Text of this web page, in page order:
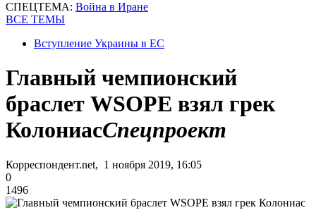
СПЕЦТЕМА: Война в Иране
ВСЕ ТЕМЫ
Вступление Украины в ЕС
Главный чемпионский
браслет WSOPE взял грек
КолониасСпецпроект
Корреспондент.net, 1 ноября 2019, 16:05
0
1496